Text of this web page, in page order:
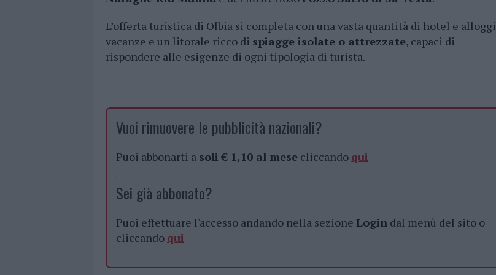
L’offerta turistica di Olbia si completa con una vasta quantità di hotel e alloggi
vacanze e un litorale ricco di spiagge isolate o attrezzate, capaci di
rispondere alle esigenze di ogni tipologia di turista.
Vuoi rimuovere le pubblicità nazionali?
Puoi abbonarti a soli € 1,10 al mese cliccando qui
Sei già abbonato?
Puoi effettuare l'accesso andando nella sezione Login dal menù del sito o
cliccando qui